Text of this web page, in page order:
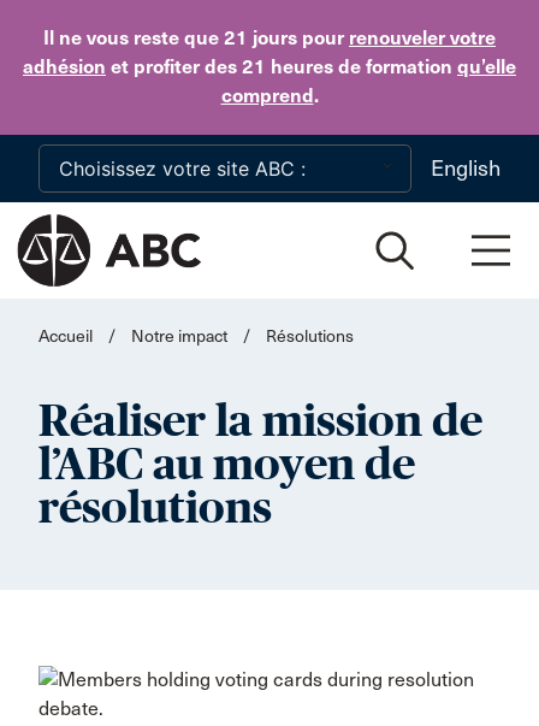
Il ne vous reste que 21 jours pour renouveler votre
adhésion et profiter des 21 heures de formation qu’elle
comprend.
Skip to main content
English
Accueil / Notre impact / Résolutions
Réaliser la mission de
l’ABC au moyen de
résolutions